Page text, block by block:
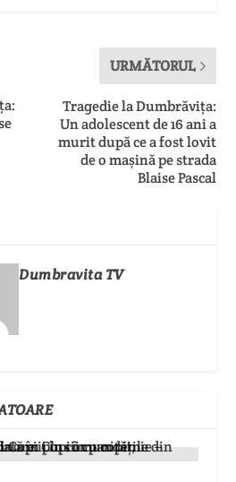
URMĂTORUL
Tragedie la Dumbrăvița:
Un adolescent de 16 ani a
murit după ce a fost lovit
de o mașină pe strada
Blaise Pascal
Dumbravita TV